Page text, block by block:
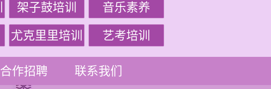
架子鼓培训 音乐素养
尤克里里培训 艺考培训
合作招聘 联系我们